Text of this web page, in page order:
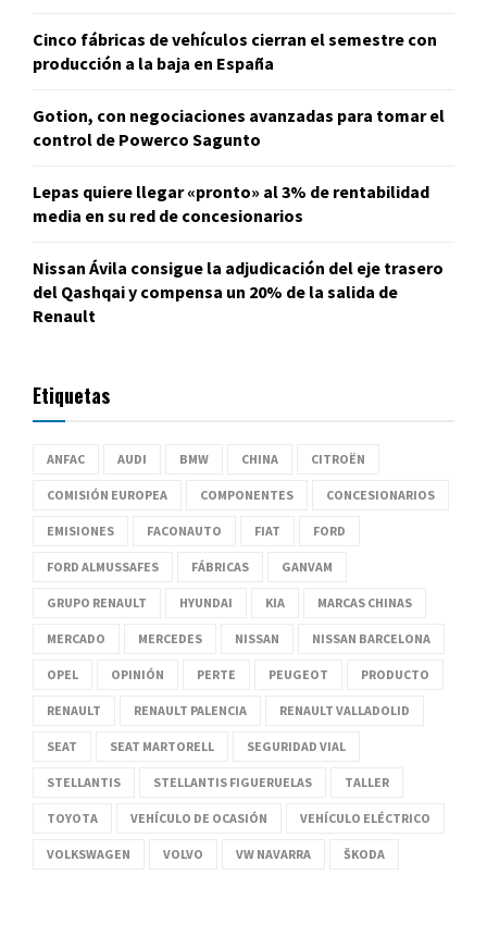
Cinco fábricas de vehículos cierran el semestre con
producción a la baja en España
Gotion, con negociaciones avanzadas para tomar el
control de Powerco Sagunto
Lepas quiere llegar «pronto» al 3% de rentabilidad
media en su red de concesionarios
Nissan Ávila consigue la adjudicación del eje trasero
del Qashqai y compensa un 20% de la salida de
Renault
Etiquetas
ANFAC AUDI BMW CHINA CITROËN
COMISIÓN EUROPEA COMPONENTES CONCESIONARIOS
EMISIONES FACONAUTO FIAT FORD
FORD ALMUSSAFES FÁBRICAS GANVAM
GRUPO RENAULT HYUNDAI KIA MARCAS CHINAS
MERCADO MERCEDES NISSAN NISSAN BARCELONA
OPEL OPINIÓN PERTE PEUGEOT PRODUCTO
RENAULT RENAULT PALENCIA RENAULT VALLADOLID
SEAT SEAT MARTORELL SEGURIDAD VIAL
STELLANTIS STELLANTIS FIGUERUELAS TALLER
TOYOTA VEHÍCULO DE OCASIÓN VEHÍCULO ELÉCTRICO
VOLKSWAGEN VOLVO VW NAVARRA ŠKODA